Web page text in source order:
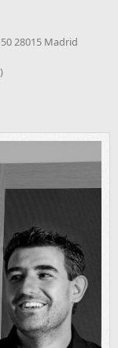
28015 Madrid